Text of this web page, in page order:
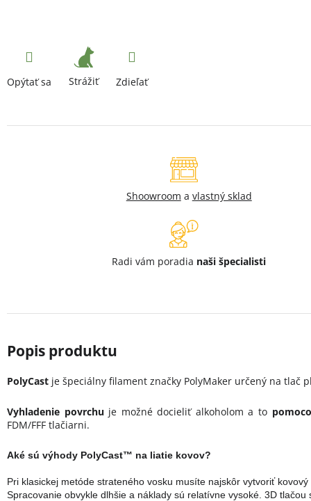
Opýtať sa Strážiť Zdieľať
Shoowroom a vlastný sklad
Radi vám poradia naši špecialisti
PolyCast je špeciálny filament značky PolyMaker určený na tlač
Vyhladenie povrchuje možné docieliť alkoholom a to
FDM/FFF tlačiarni.
Aké sú výhody PolyCast™ na liatie kovov?
Pri klasickej metóde strateného vosku musíte najskôr vytvoriť
Spracovanie obvykle dlhšie a náklady sú relatívne vysoké. 3D